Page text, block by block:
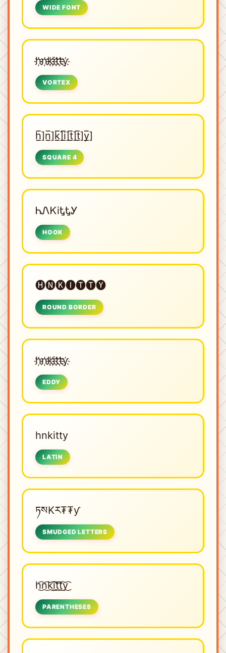
WIDE FONT
h҉n҉k҉i҉t҉t҉y҉
VORTEX
h̲̅]n̲̅]k̲̅]i̲̅]t̲̅]t̲̅]y̲̅]
SQUARE 4
ᏂᏁᏦiᎿᎿᎩ
HOOK
🅗🅝🅚🅘🅣🅣🅨
ROUND BORDER
h҉n҉k҉i҉t҉t҉y҉
EDDY
hnkitty
LATIN
ཏསKར₮₮ƴ
SMUDGED LETTERS
h͜͡n͜͡k͜͡i͜͡t͜͡t͜͡y͜͡
PARENTHESES